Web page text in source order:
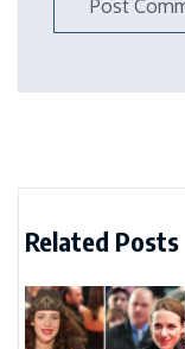
Related Posts